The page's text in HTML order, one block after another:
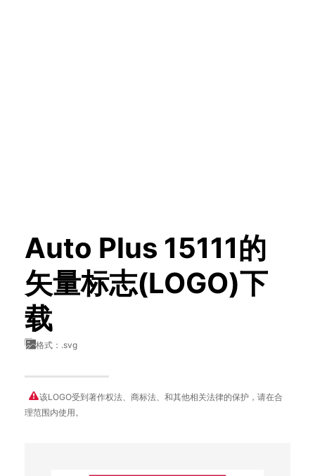
Auto Plus 15111的
矢量标志(LOGO)下
载
格式：.svg
该LOGO受到著作权法、商标法、和其他相关法律的保护，请在合
理范围内使用。